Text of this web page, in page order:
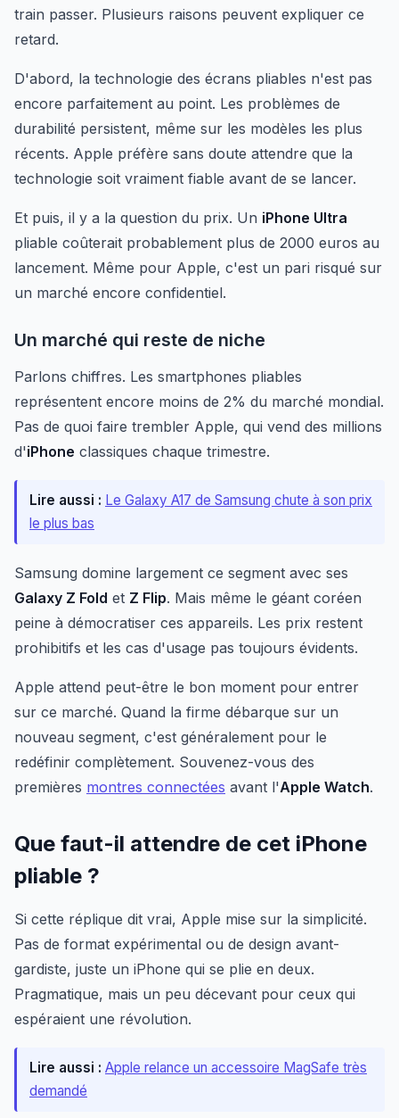
train passer. Plusieurs raisons peuvent expliquer ce
retard.
D'abord, la technologie des écrans pliables n'est pas
encore parfaitement au point. Les problèmes de
durabilité persistent, même sur les modèles les plus
récents. Apple préfère sans doute attendre que la
technologie soit vraiment fiable avant de se lancer.
Et puis, il y a la question du prix. Un iPhone Ultra
pliable coûterait probablement plus de 2000 euros au
lancement. Même pour Apple, c'est un pari risqué sur
un marché encore confidentiel.
Un marché qui reste de niche
Parlons chiffres. Les smartphones pliables
représentent encore moins de 2% du marché mondial.
Pas de quoi faire trembler Apple, qui vend des millions
d'iPhone classiques chaque trimestre.
Lire aussi : Le Galaxy A17 de Samsung chute à son prix
le plus bas
Samsung domine largement ce segment avec ses
Galaxy Z Fold et Z Flip. Mais même le géant coréen
peine à démocratiser ces appareils. Les prix restent
prohibitifs et les cas d'usage pas toujours évidents.
Apple attend peut-être le bon moment pour entrer
sur ce marché. Quand la firme débarque sur un
nouveau segment, c'est généralement pour le
redéfinir complètement. Souvenez-vous des
premières montres connectées avant l'Apple Watch.
Que faut-il attendre de cet iPhone
pliable ?
Si cette réplique dit vrai, Apple mise sur la simplicité.
Pas de format expérimental ou de design avant-
gardiste, juste un iPhone qui se plie en deux.
Pragmatique, mais un peu décevant pour ceux qui
espéraient une révolution.
Lire aussi : Apple relance un accessoire MagSafe très
demandé